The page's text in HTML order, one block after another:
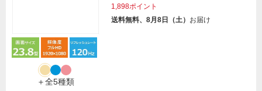
＋全5種類
1,898ポイント
送料無料、8月8日（土） お届け